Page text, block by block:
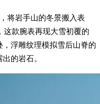
将岩手山的冬景搬入表
这款腕表再现大雪初覆的
浮雕纹理模拟雪后山脊的
的岩石。